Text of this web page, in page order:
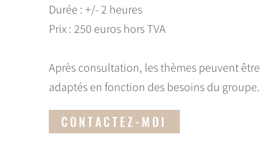
Durée : +/- 2 heures
Prix : 250 euros hors TVA
Après consultation, les thèmes peuvent être
adaptés en fonction des besoins du groupe.
CONTACTEZ-MOI